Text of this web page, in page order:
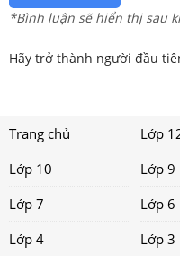
*Bình luận sẽ hiển thị sau
Hãy trở thành người đầu
Trang chủ Lớp
Lớp 10
Lớp 9
Lớp 7
Lớp 6
Lớp 4
Lớp 3